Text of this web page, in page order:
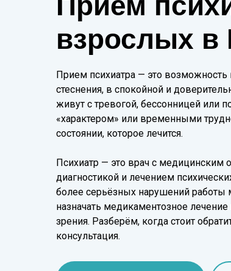
взрослых в
Прием психиатра — это возможность
стеснения, в спокойной и
живут с тревогой, бессонницей или
«характером» или временными
состоянии, которое лечится.
Психиатр — это врач с медицинским
диагностикой и лечением
более серьёзных нарушений работы
назначать медикаментозное
зрения. Разберём, когда стоит
консультация.